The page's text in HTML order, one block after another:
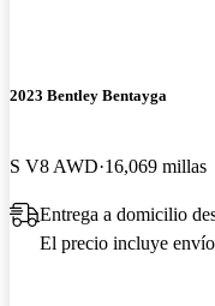
2023 Bentley Bentayga
S V8 AWD 16,069 millas
Entrega a domicilio
El precio incluye